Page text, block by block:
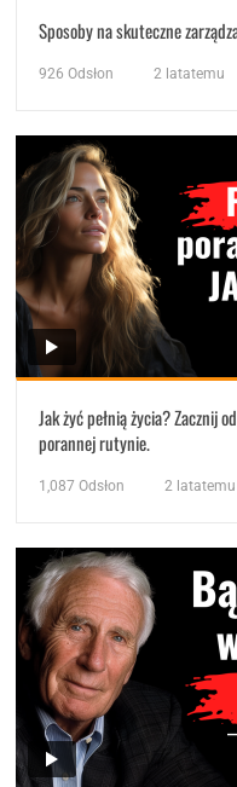
Sposoby na skuteczne
926 Odsłon 2 latatemu
Jak żyć pełnią życia? Zacznij
porannej rutynie.
1,087 Odsłon 2 latatemu